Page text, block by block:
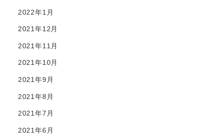
2022年1月
2021年12月
2021年11月
2021年10月
2021年9月
2021年8月
2021年7月
2021年6月